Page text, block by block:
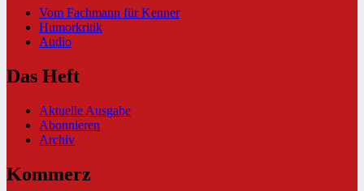
Vom Fachmann für Kenner
Humorkritik
Audio
Das Heft
Aktuelle Ausgabe
Abonnieren
Archiv
Kommerz